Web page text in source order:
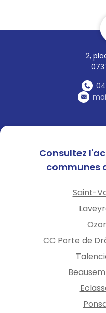
2,
Consultez
communes
Saint-
CC Porte de